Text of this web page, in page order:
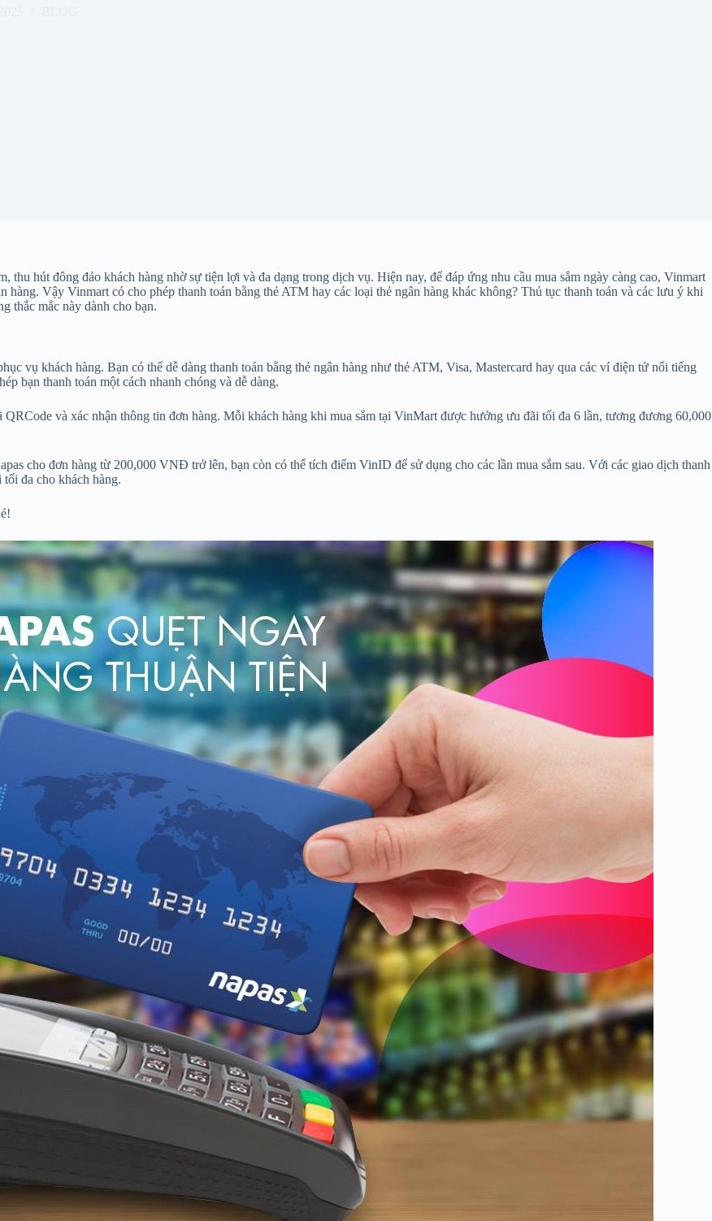
hút đông đảo khách hàng nhờ sự tiện lợi và đa dạng trong dịch vụ. Hiện nay, để đáp ứng nhu cầu mua sắm ngày càng cao, Vinmart
hàng. Vậy Vinmart có cho phép thanh toán bằng thẻ ATM hay các loại thẻ ngân hàng khác không? Thủ tục thanh toán và các lưu ý khi
thắc mắc này dành cho bạn.
vụ khách hàng. Bạn có thể dễ dàng thanh toán bằng thẻ ngân hàng như thẻ ATM, Visa, Mastercard hay qua các ví điện tử nổi tiếng
bạn thanh toán một cách nhanh chóng và dễ dàng.
và xác nhận thông tin đơn hàng. Mỗi khách hàng khi mua sắm tại VinMart được hưởng ưu đãi tối đa 6 lần, tương đương 60,000
cho đơn hàng từ 200,000 VNĐ trở lên, bạn còn có thể tích điểm VinID để sử dụng cho các lần mua sắm sau. Với các giao dịch thanh
đa cho khách hàng.